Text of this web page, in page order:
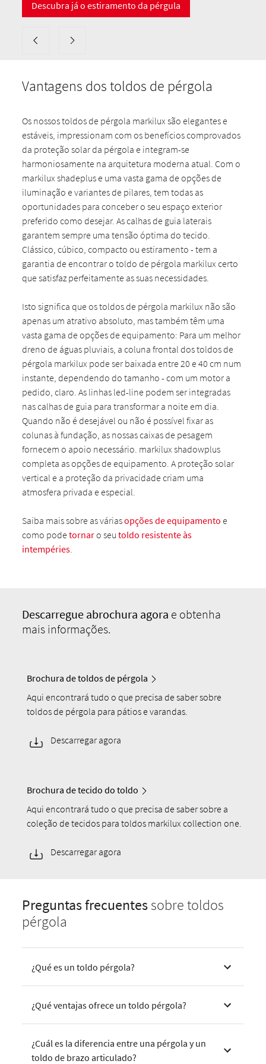
Descubra já o estiramento da pérgula
Vantagens dos toldos de pérgola
Os nossos toldos de pérgola markilux são elegantes e
estáveis, impressionam com os benefícios comprovados
da proteção solar da pérgola e integram-se
harmoniosamente na arquitetura moderna atual. Com o
markilux shadeplus e uma vasta gama de opções de
iluminação e variantes de pilares, tem todas as
oportunidades para conceber o seu espaço exterior
preferido como desejar. As calhas de guia laterais
garantem sempre uma tensão óptima do tecido.
Clássico, cúbico, compacto ou estiramento - tem a
garantia de encontrar o toldo de pérgola markilux certo
que satisfaz perfeitamente as suas necessidades.
Isto significa que os toldos de pérgola markilux não são
apenas um atrativo absoluto, mas também têm uma
vasta gama de opções de equipamento: Para um melhor
dreno de águas pluviais, a coluna frontal dos toldos de
pérgola markilux pode ser baixada entre 20 e 40 cm num
instante, dependendo do tamanho - com um motor a
pedido, claro. As linhas led-line podem ser integradas
nas calhas de guia para transformar a noite em dia.
Quando não é desejável ou não é possível fixar as
colunas à fundação, as nossas caixas de pesagem
fornecem o apoio necessário. markilux shadowplus
completa as opções de equipamento. A proteção solar
vertical e a proteção da privacidade criam uma
atmosfera privada e especial.
Saiba mais sobre as váriasopções de equipamento e
como podetornaro seutoldo resistente às
intempéries
Descarregue abrochura agora e obtenha
mais informações.
Brochura de toldos de pérgola
Aqui encontrará tudo o que precisa de saber sobre
toldos de pérgola para pátios e varandas.
Descarregar agora
Brochura de tecido do toldo
Aqui encontrará tudo o que precisa de saber sobre a
coleção de tecidos para toldos markilux collection one.
Descarregar agora
Preguntas frecuentessobre toldos
pérgola
¿Qué es un toldo pérgola?
¿Qué ventajas ofrece un toldo pérgola?
¿Cuál es la diferencia entre una pérgola y un
toldo de brazo articulado?